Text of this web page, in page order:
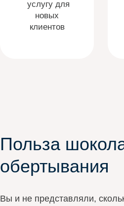
услугу для
новых
клиентов
Польза
обертывания
Вы и не представляли,